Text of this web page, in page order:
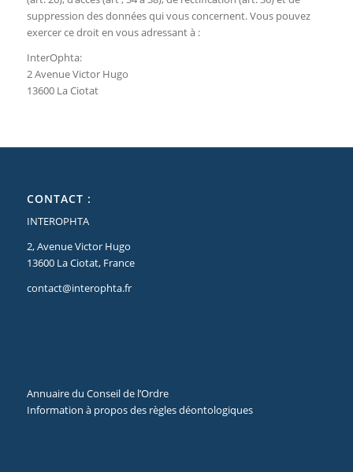
suppression des données qui vous concernent. Vous pouvez
exercer ce droit en vous adressant à :
InterOphta:
2 Avenue Victor Hugo
13600 La Ciotat
CONTACT :
INTEROPHTA
2, Avenue Victor Hugo
13600 La Ciotat, France
contact@interophta.fr
Annuaire du Conseil de l’Ordre
Information à propos des règles déontologiques